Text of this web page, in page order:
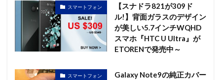
スマートフォン
【スナドラ821が309ド
ル!】背面ガラスのデザイン
が美しい5.7インチWQHD
スマホ『HTC U Ultra』が
ETORENで発売中～
スマートフォン
Galaxy Note9の純正カバー